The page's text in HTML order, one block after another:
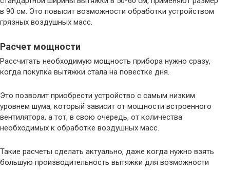
в 90 см. Это повысит возможности обработки устройством
грязных воздушных масс.
Расчет мощности
Рассчитать необходимую мощность прибора нужно сразу,
когда покупка вытяжки стала на повестке дня.
Это позволит приобрести устройство с самым низким
уровнем шума, который зависит от мощности встроенного
вентилятора, а тот, в свою очередь, от количества
необходимых к обработке воздушных масс.
Такие расчеты сделать актуально, даже когда нужно взять
большую производительность вытяжки для возможности